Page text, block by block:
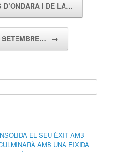
D’ONDARA I DE LA…
SETEMBRE… →
EL SEU ÈXIT AMB
AMB UNA EIXIDA